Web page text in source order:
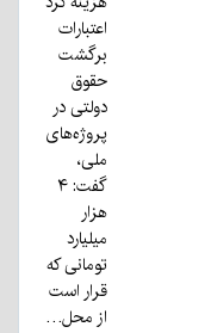
اعتبارات
برگشت
حقوق
دولتی در
پروژه‌های
ملی،
گفت: ۴
هزار
میلیارد
تومانی که
قرار است
از محل…